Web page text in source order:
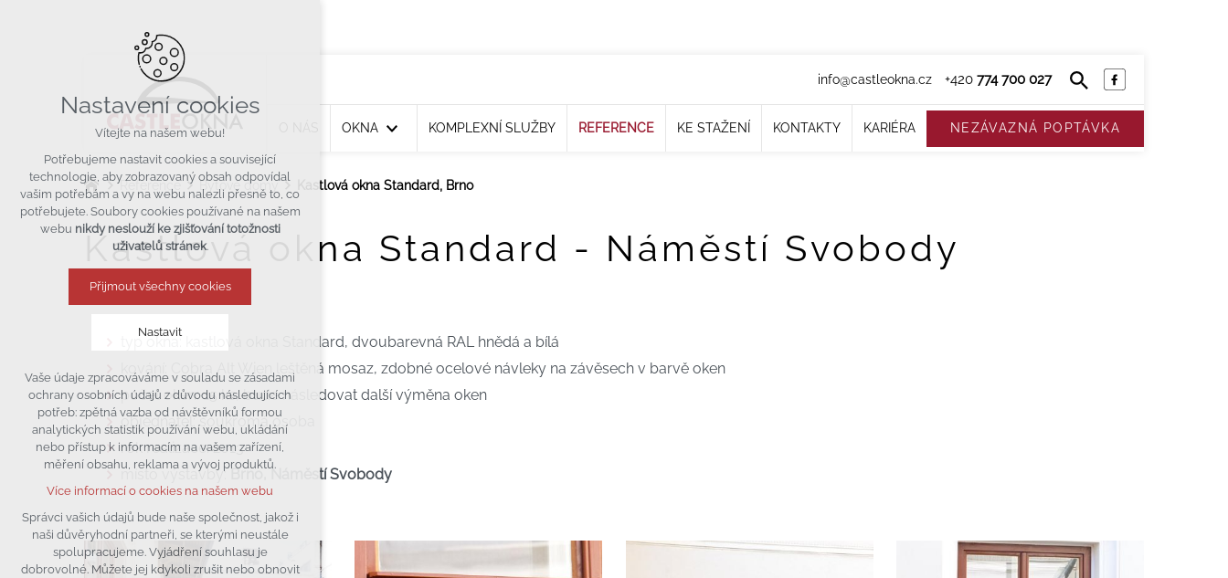
info@castleokna.cz +420 774 700 027
OKNA KOMPLEXNÍ SLUŽBY REFERENCE KE STAŽENÍ KONTAKTY KARIÉRA NEZÁVAZNÁ POPTÁVKA
Reference Bytové domy Kastlová okna Standard, Brno
Kastlová okna Standard - Náměstí Svobody
typ okna: kastlová okna Standard, dvoubarevná RAL hnědá a bílá
kování: Cobra Alt Wien leštěná mosaz, zdobné ocelové návleky na závěsech v barvě oken
počet oken: 15 ks, bude následovat další výměna oken
objednatel: soukromá osoba
rok realizace: 2013
místo výstavby:Brno, Náměstí Svobody
Nastavení cookies
Vítejte na našem webu!
Potřebujeme nastavit cookies a související
technologie, aby zobrazovaný obsah odpovídal
vašim potřebám a vy na webu nalezli přesně to, co
potřebujete. Soubory cookies používané na našem
webu nikdy neslouží ke zjišťování totožnosti
uživatelů stránek.
Přijmout všechny cookies
Nastavit
Technická cookies
nutná pro provozování webu
udržení kontextu stránek (session):
případná přihlášení, volby jazyka, apod.
analytická pro anonymizované
vyhodnocení návštěvnosti
marketingová cookies (Google)
Více informací o cookies na našem webu
Vaše údaje zpracováváme v souladu se zásadami
ochrany osobních údajů z důvodu následujících
potřeb: zpětná vazba od návštěvníků formou
analytických statistik používání webu, ukládání
nebo přístup k informacím na vašem zařízení,
měření obsahu, reklama a vývoj produktů.
Více informací o cookies na našem webu
Správci vašich údajů bude naše společnost, jakož i
naši důvěryhodní partneři, se kterými neustále
spolupracujeme. Vyjádření souhlasu je
dobrovolné. Můžete jej kdykoli zrušit nebo obnovit